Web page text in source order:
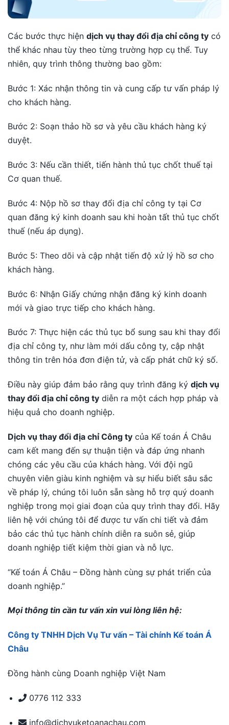
Các bước thực hiện dịch vụ thay đổi địa chỉ công ty có
thể khác nhau tùy theo từng trường hợp cụ thể. Tuy
nhiên, quy trình thông thường bao gồm:
Bước 1: Xác nhận thông tin và cung cấp tư vấn pháp lý
cho khách hàng.
Bước 2: Soạn thảo hồ sơ và yêu cầu khách hàng ký
duyệt.
Bước 3: Nếu cần thiết, tiến hành thủ tục chốt thuế tại
Cơ quan thuế.
Bước 4: Nộp hồ sơ thay đổi địa chỉ công ty tại Cơ
quan đăng ký kinh doanh sau khi hoàn tất thủ tục chốt
thuế (nếu áp dụng).
Bước 5: Theo dõi và cập nhật tiến độ xử lý hồ sơ cho
khách hàng.
Bước 6: Nhận Giấy chứng nhận đăng ký kinh doanh
mới và giao trực tiếp cho khách hàng.
Bước 7: Thực hiện các thủ tục bổ sung sau khi thay đổi
địa chỉ công ty, như làm mới dấu công ty, cập nhật
thông tin trên hóa đơn điện tử, và cấp phát chữ ký số.
Điều này giúp đảm bảo rằng quy trình đăng ký dịch vụ
thay đổi địa chỉ công ty diễn ra một cách hợp pháp và
hiệu quả cho doanh nghiệp.
Dịch vụ thay đổi địa chỉ Công ty của Kế toán Á Châu
cam kết mang đến sự thuận tiện và đáp ứng nhanh
chóng các yêu cầu của khách hàng. Với đội ngũ
chuyên viên giàu kinh nghiệm và sự hiểu biết sâu sắc
về pháp lý, chúng tôi luôn sẵn sàng hỗ trợ quý doanh
nghiệp trong mọi giai đoạn của quy trình thay đổi. Hãy
liên hệ với chúng tôi để được tư vấn chi tiết và đảm
bảo các thủ tục hành chính diễn ra suôn sẻ, giúp
doanh nghiệp tiết kiệm thời gian và nỗ lực.
“Kế toán Á Châu – Đồng hành cùng sự phát triển của
doanh nghiệp.”
Mọi thông tin cần tư vấn xin vui lòng liên hệ:
Công ty TNHH Dịch Vụ Tư vấn – Tài chính Kế toán Á
Châu
Đồng hành cùng Doanh nghiệp Việt Nam
0776 112 333
info@dichvuketoanachau.com